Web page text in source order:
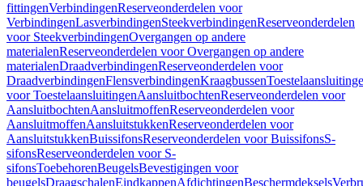
fittingenVerbindingenReserveonderdelen voor
VerbindingenLasverbindingenSteekverbindingenReserveonderdelen
voor SteekverbindingenOvergangen op andere
materialenReserveonderdelen voor Overgangen op andere
materialenDraadverbindingenReserveonderdelen voor
DraadverbindingenFlensverbindingenKraagbussen
voor ToestelaansluitingenAansluitbochtenReserveonderdelen voor
AansluitbochtenAansluitmoffenReserveonderdelen voor
AansluitmoffenAansluitstukkenReserveonderdelen voor
AansluitstukkenBuissifonsReserveonderdelen voor BuissifonsS-
sifonsReserveonderdelen voor S-
sifonsToebehorenBeugelsBevestigingen voor
beugelsDraagschalenEindkappenAfdichtingenBeschermdeksels